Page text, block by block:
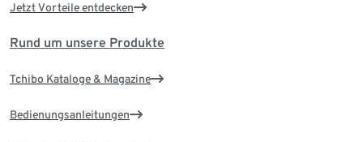
Jetzt Vorteile entdecken
Rund um unsere Produkte
Tchibo Kataloge & Magazine
Bedienungsanleitungen